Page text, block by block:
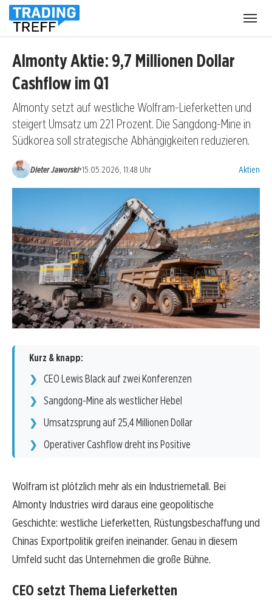
Almonty Aktie: 9,7 Millionen Dollar
Cashflow im Q1
Almonty setzt auf westliche Wolfram-Lieferketten und
steigert Umsatz um 221 Prozent. Die Sangdong-Mine in
Südkorea soll strategische Abhängigkeiten reduzieren.
Dieter Jaworski•15.05.2026, 11:48 Uhr Aktien
Kurz & knapp:
CEO Lewis Black auf zwei Konferenzen
Sangdong-Mine als westlicher Hebel
Umsatzsprung auf 25,4 Millionen Dollar
Operativer Cashflow dreht ins Positive
Wolfram ist plötzlich mehr als ein Industriemetall. Bei
Almonty Industries wird daraus eine geopolitische
Geschichte: westliche Lieferketten, Rüstungsbeschaffung und
Chinas Exportpolitik greifen ineinander. Genau in diesem
Umfeld sucht das Unternehmen die große Bühne.
CEO setzt Thema Lieferketten